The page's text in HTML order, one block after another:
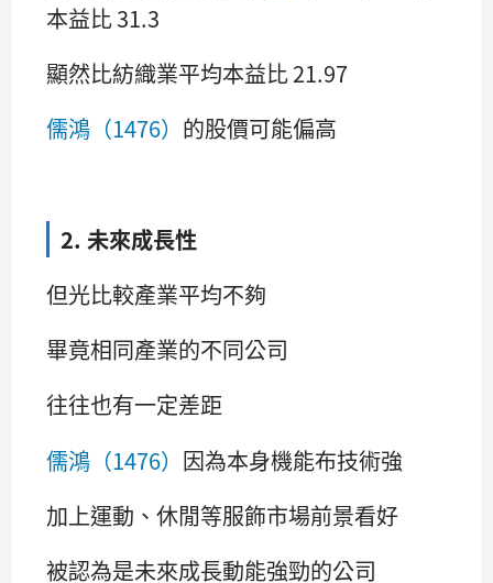
本益比 31.3
顯然比紡織業平均本益比 21.97
儒鴻（1476） 的股價可能偏高
2. 未來成長性
但光比較產業平均不夠
畢竟相同產業的不同公司
往往也有一定差距
儒鴻（1476） 因為本身機能布技術強
加上運動、休閒等服飾市場前景看好
被認為是未來成長動能強勁的公司